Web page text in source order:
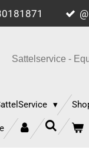
Sattelservice -